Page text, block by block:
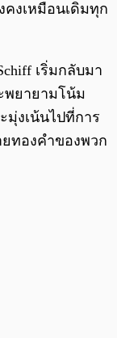
งเหมือนเดิมทุก
เริ่มกลับมา
พยายามโน้ม
มุ่งเน้นไปที่การ
ทองคำของพวก